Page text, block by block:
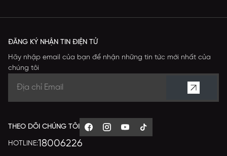
ĐĂNG KÝ NHẬN TIN ĐIỆN TỬ
Hãy nhập email của bạn để nhận những tin tức mới nhất của
chúng tôi
THEO DÕI CHÚNG TÔI
HOTLINE:18006226